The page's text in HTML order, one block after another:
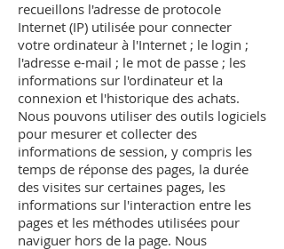
recueillons l'adresse de protocole
Internet (IP) utilisée pour connecter
votre ordinateur à l'Internet ; le login ;
l'adresse e-mail ; le mot de passe ; les
informations sur l'ordinateur et la
connexion et l'historique des achats.
Nous pouvons utiliser des outils logiciels
pour mesurer et collecter des
informations de session, y compris les
temps de réponse des pages, la durée
des visites sur certaines pages, les
informations sur l'interaction entre les
pages et les méthodes utilisées pour
naviguer hors de la page. Nous